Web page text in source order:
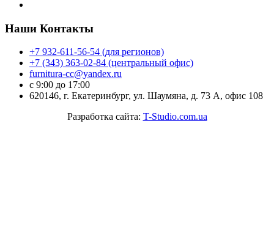
Наши Контакты
+7 932-611-56-54 (для регионов)
+7 (343) 363-02-84 (центральный офис)
furnitura-cc@yandex.ru
с 9:00 до 17:00
620146, г. Екатеринбург, ул. Шаумяна, д. 73 А, офис 108
Разработка сайта: T-Studio.com.ua